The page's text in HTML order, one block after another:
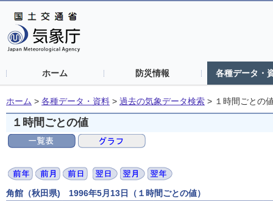
ホーム 防災情報 各種データ・
ホーム > 各種データ・資料 > 過去の気象データ検索 > １時間ごとの
１時間ごとの値
角館（秋田県) 1996年5月13日（１時間ごとの値）